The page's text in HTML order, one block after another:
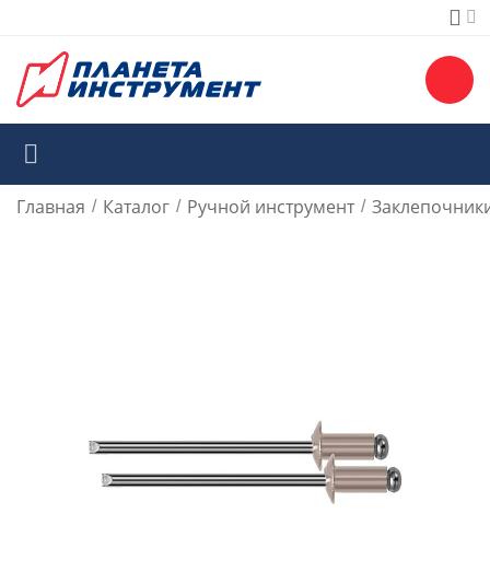
Главная / Каталог / Ручной инструмент /